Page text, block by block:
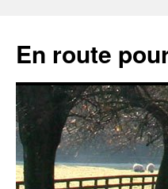
contenu
En route